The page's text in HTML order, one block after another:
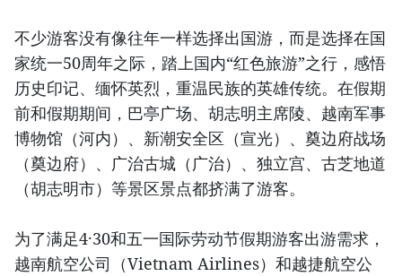
不少游客没有像往年一样选择出国游，而是选择在国
家统一50周年之际，踏上国内“红色旅游”之行，感悟
历史印记、缅怀英烈，重温民族的英雄传统。在假期
前和假期期间，巴亭广场、胡志明主席陵、越南军事
博物馆（河内）、新潮安全区（宣光）、奠边府战场
（奠边府）、广治古城（广治）、独立宫、古芝地道
（胡志明市）等景区景点都挤满了游客。
为了满足4·30和五一国际劳动节假期游客出游需求，
越南航空公司（Vietnam Airlines）和越捷航空公